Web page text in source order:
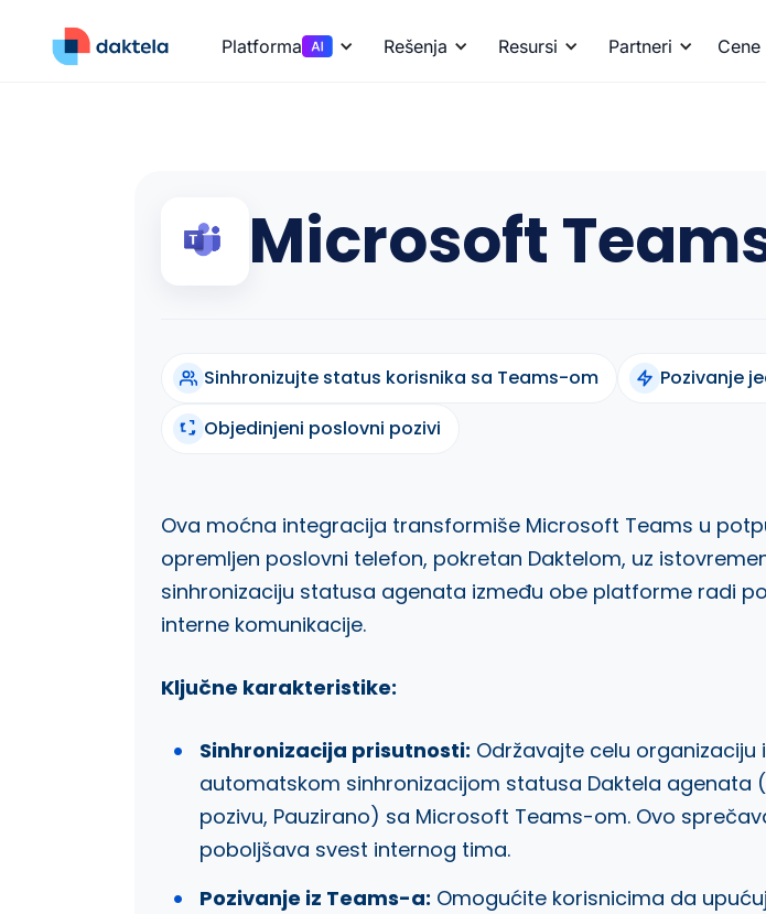
Platforma Rešenja Resursi Partneri Cene
Microsoft
Sinhronizujte status korisnika sa Teams-om
Pozivanje
Objedinjeni poslovni pozivi
Ova moćna integracija transformiše Microsoft Teams u
opremljen poslovni telefon, pokretan Daktelom, uz
sinhronizaciju statusa agenata između obe platforme radi
interne komunikacije.
Ključne karakteristike:
Sinhronizacija prisutnosti: Održavajte celu
automatskom sinhronizacijom statusa Daktela agenata
pozivu, Pauzirano) sa Microsoft Teams-om. Ovo
poboljšava svest internog tima.
Pozivanje iz Teams-a: Omogućite korisnicima da